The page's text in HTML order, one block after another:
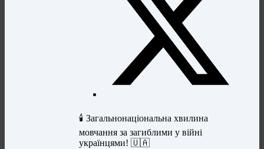
🕯️ Загальнонаціональна хвилина
мовчання за загиблими у війні
українцями! 🇺🇦